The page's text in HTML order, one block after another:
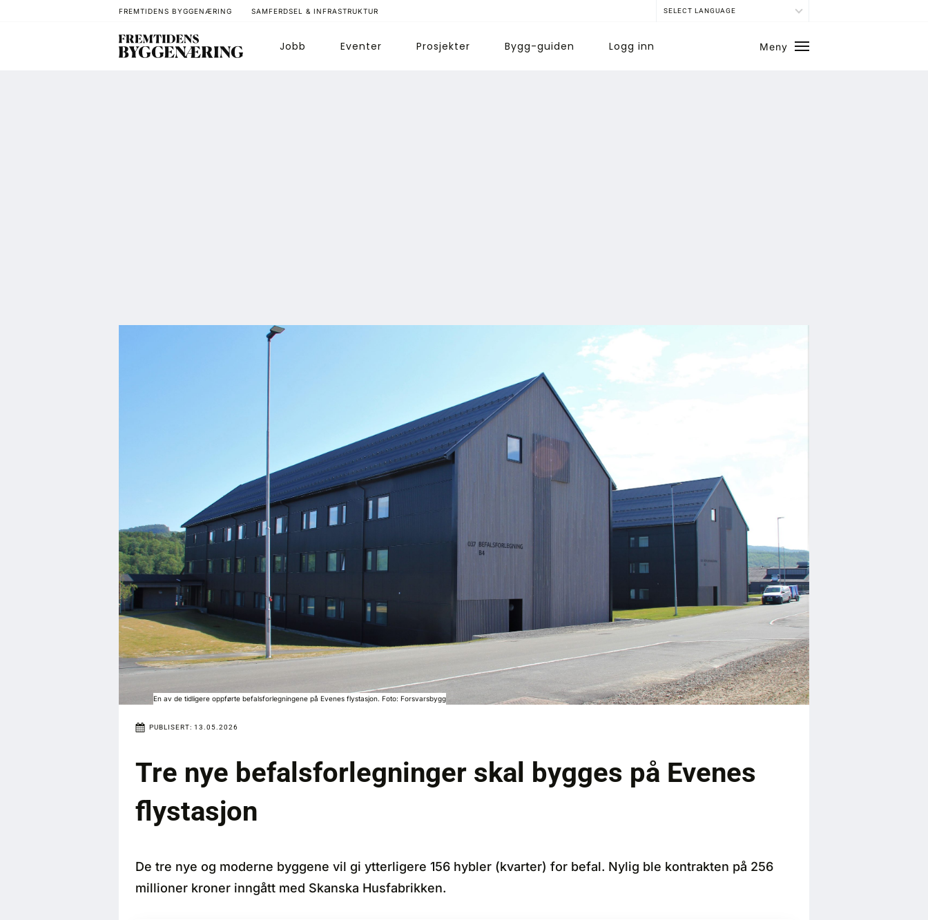
FREMTIDENS BYGGENÆRING SAMFERDSEL & INFRASTRUKTUR SELECT LANGUAGE
Jobb Eventer Prosjekter Bygg-guiden Logg inn
Meny
En av de tidligere oppførte befalsforlegningene på Evenes flystasjon. Foto: Forsvarsbygg
PUBLISERT: 13.05.2026
Tre nye befalsforlegninger skal bygges på Evenes
flystasjon
De tre nye og moderne byggene vil gi ytterligere 156 hybler (kvarter) for befal. Nylig ble kontrakten på 256
millioner kroner inngått med Skanska Husfabrikken.